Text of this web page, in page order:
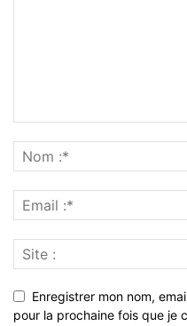
Enregistrer mon nom,
pour la prochaine fois que je